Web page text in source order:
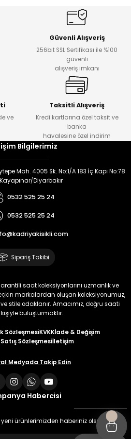
Güvenli Alışveriş
256bit SSL Sertifikası ile %100
güvenli
alışveriş imkanı
ve
Taksitli Alışveriş
Kredi kartlarına özel taksit ve
banka
havalesine özel indirim
Bilgilerimiz
Mah. 4005 Sk. No:1/A 183 İç Kapı No:78
Kayapınar/Diyarbakır
0532 525 25 24
0532 525 25 24
Sipariş Takibi
saat koleksiyonlarını uzmanlık ve
markalardan oluşan koleksiyonumuz,
stile odaklanır. Amacımız, doğru saati
buluşturmaktır.
SözleşmesiKVKKİade & Değişim
Sözleşmesiİletişim
Medyada Takip Edin
Habercisi
ürünlerimizden haberiniz olsun